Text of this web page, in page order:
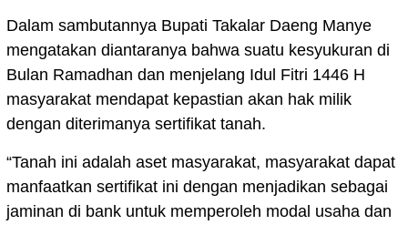
Dalam sambutannya Bupati Takalar Daeng Manye
mengatakan diantaranya bahwa suatu kesyukuran di
Bulan Ramadhan dan menjelang Idul Fitri 1446 H
masyarakat mendapat kepastian akan hak milik
dengan diterimanya sertifikat tanah.
“Tanah ini adalah aset masyarakat, masyarakat dapat
manfaatkan sertifikat ini dengan menjadikan sebagai
jaminan di bank untuk memperoleh modal usaha dan